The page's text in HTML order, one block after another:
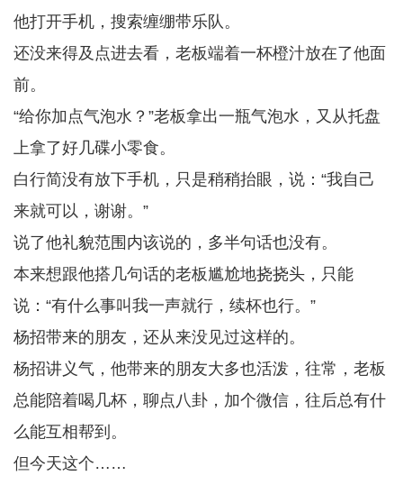
他打开手机，搜索缠绷带乐队。
还没来得及点进去看，老板端着一杯橙汁放在了他面
前。
“给你加点气泡水？”老板拿出一瓶气泡水，又从托盘
上拿了好几碟小零食。
白行简没有放下手机，只是稍稍抬眼，说：“我自己
来就可以，谢谢。”
说了他礼貌范围内该说的，多半句话也没有。
本来想跟他搭几句话的老板尴尬地挠挠头，只能
说：“有什么事叫我一声就行，续杯也行。”
杨招带来的朋友，还从来没见过这样的。
杨招讲义气，他带来的朋友大多也活泼，往常，老板
总能陪着喝几杯，聊点八卦，加个微信，往后总有什
么能互相帮到。
但今天这个……